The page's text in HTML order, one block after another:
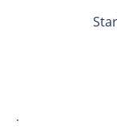
.